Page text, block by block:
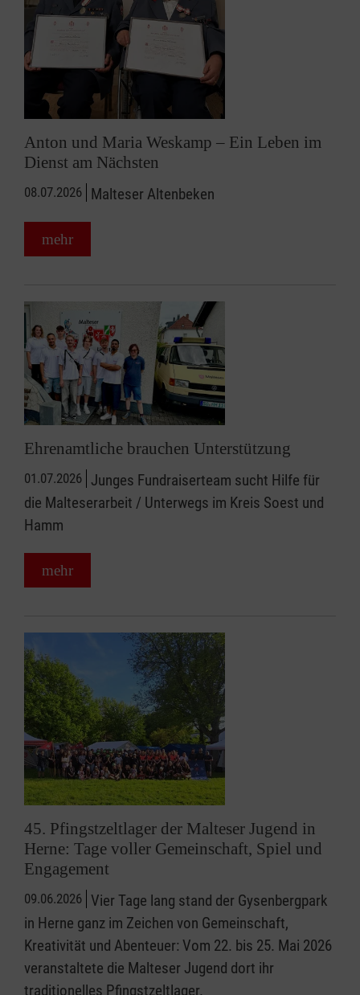
Anton und Maria Weskamp – Ein Leben im
Dienst am Nächsten
08.07.2026 Malteser Altenbeken
mehr
Ehrenamtliche brauchen Unterstützung
01.07.2026 Junges Fundraiserteam sucht Hilfe für
die Malteserarbeit / Unterwegs im Kreis Soest und
Hamm
mehr
45. Pfingstzeltlager der Malteser Jugend in
Herne: Tage voller Gemeinschaft, Spiel und
Engagement
09.06.2026 Vier Tage lang stand der Gysenbergpark
in Herne ganz im Zeichen von Gemeinschaft,
Kreativität und Abenteuer: Vom 22. bis 25. Mai 2026
veranstaltete die Malteser Jugend dort ihr
traditionelles Pfingstzeltlager.